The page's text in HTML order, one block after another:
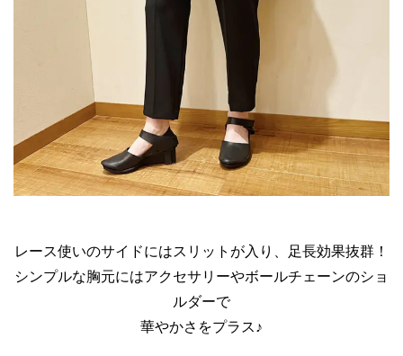
レース使いのサイドにはスリットが入り、足長効果抜群！
シンプルな胸元にはアクセサリーやボールチェーンのショ
ルダーで
華やかさをプラス♪